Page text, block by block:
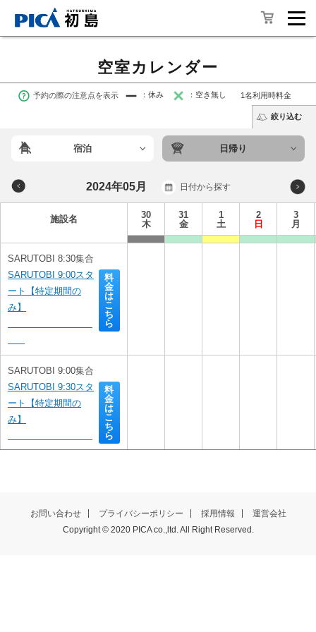
空室カレンダー
宿泊 日帰り
予約の際の注意点を表示 ：休み ：空き無し 1名利用時料金
絞り込む
2024年05月 日付から探す
施設名
30
木
31
金
1
土
2
日
3
月
SARUTOBI 8:30集合
SARUTOBI 9:00スタ
ート【特定期間の
み】
料
金
は
こ
ち
ら
SARUTOBI 9:00集合
SARUTOBI 9:30スタ
ート【特定期間の
み】
料
金
は
こ
ち
ら
タート
は
こ
ち
お問い合わせ プライバシーポリシー 採用情報 運営会社
Copyright © 2020 PICA co.,ltd. All Right Reserved.